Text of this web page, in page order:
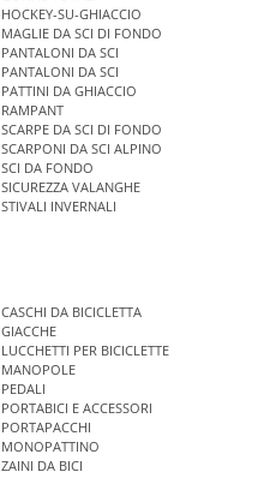
HOCKEY-SU-GHIACCIO
MAGLIE DA SCI DI FONDO
PANTALONI DA SCI
PANTALONI DA SCI
PATTINI DA GHIACCIO
RAMPANT
SCARPE DA SCI DI FONDO
SCARPONI DA SCI ALPINO
SCI DA FONDO
SICUREZZA VALANGHE
STIVALI INVERNALI
CASCHI DA BICICLETTA
GIACCHE
LUCCHETTI PER BICICLETTE
MANOPOLE
PEDALI
PORTABICI E ACCESSORI
PORTAPACCHI
MONOPATTINO
ZAINI DA BICI